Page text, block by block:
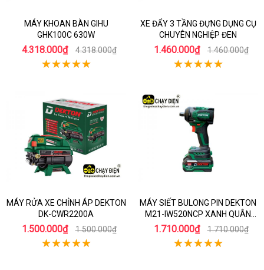
MÁY KHOAN BÀN GIHU
GHK100C 630W
4.318.000₫ 4.318.000₫
XE ĐẨY 3 TẦNG ĐỰNG DỤNG CỤ
CHUYÊN NGHIỆP ĐEN
1.460.000₫ 1.460.000₫
MÁY RỬA XE CHỈNH ÁP DEKTON
DK-CWR2200A
1.500.000₫ 1.500.000₫
MÁY SIẾT BULONG PIN DEKTON
M21-IW520NCP XANH QUÂN
ĐỘI
1.710.000₫ 1.710.000₫